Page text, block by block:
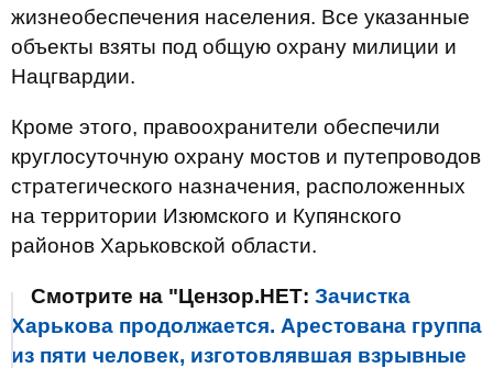
жизнеобеспечения населения. Все указанные
объекты взяты под общую охрану милиции и
Нацгвардии.
Кроме этого, правоохранители обеспечили
круглосуточную охрану мостов и путепроводов
стратегического назначения, расположенных
на территории Изюмского и Купянского
районов Харьковской области.
Смотрите на "Цензор.НЕТ: Зачистка
Харькова продолжается. Арестована группа
из пяти человек, изготовлявшая взрывные